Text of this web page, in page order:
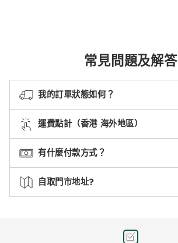
常見問題及解答
我的訂單狀態如何？
運費點計（香港 海外地區）
有什麼付款方式？
自取門市地址?